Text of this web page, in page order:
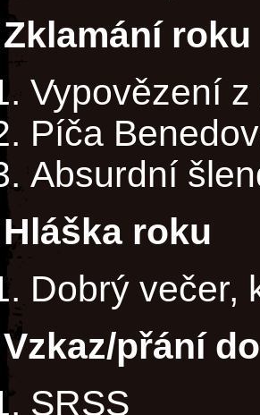
Zklamání roku
Vypovězení
Píča
Absurdní
Hláška roku
Dobrý večer,
Vzkaz/přání
SRSS